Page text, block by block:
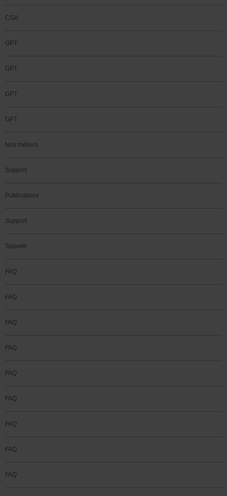
CGA
GPT
GPT
GPT
GPT
Nos métiers
Support
Publications
Support
Soporte
FAQ
FAQ
FAQ
FAQ
FAQ
FAQ
FAQ
FAQ
FAQ